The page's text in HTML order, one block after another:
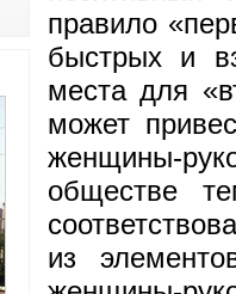
правило
быстрых и
места для
может
женщины-
обществе
из